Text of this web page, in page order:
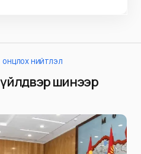
ОНЦЛОХ НИЙТЛЭЛ
шинээр